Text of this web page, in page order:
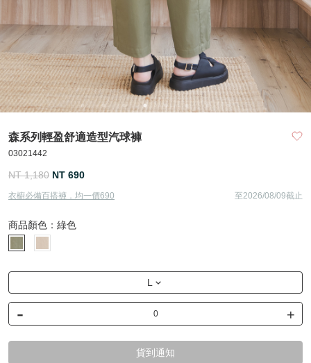
森系列輕盈舒適造型汽球褲
03021442
NT 1,180 NT 690
衣櫥必備百搭褲．均一價690 至2026/08/09截止
商品顏色： 綠色
L
- +
貨到通知